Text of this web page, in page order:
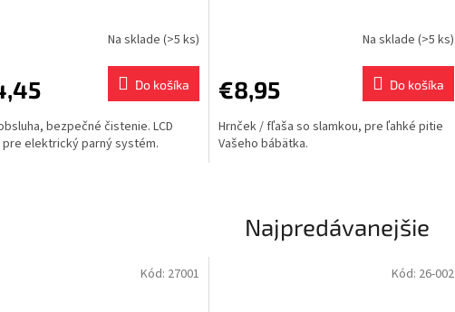
Na sklade (>5 ks)
Do košíka
bezpečné čistenie. LCD
elektrický parný systém.
Na sklade (>5 ks)
€8,95 Do košíka
Hrnček / fľaša so slamkou, pre ľahké pitie
Vašeho bábätka.
Najpredávanejšie
Kód: 27001 Kód: 26-002